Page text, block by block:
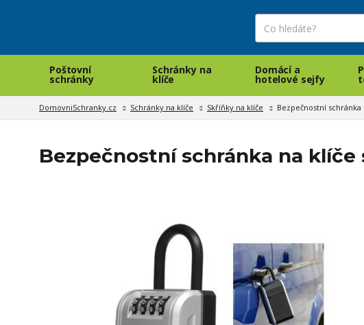
Poštovní
schránky
Schránky na
klíče
Domácí a
hotelové sejfy
DomovniSchranky.cz Schránky na klíče Skříňky na klíče Bezpečnostní schránka
Bezpečnostní schránka na klíče